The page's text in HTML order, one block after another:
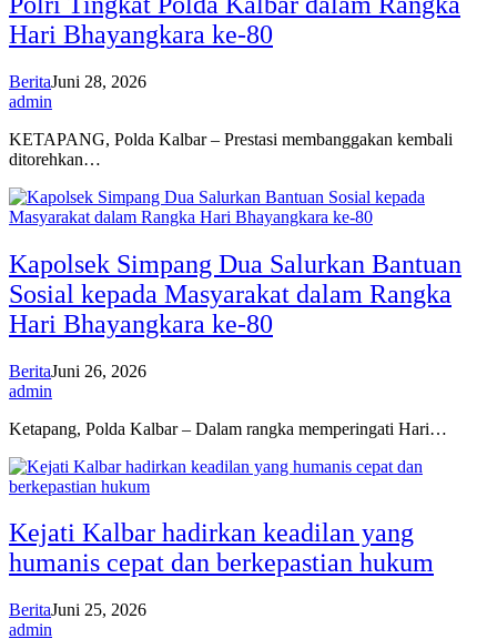
Hari Bhayangkara ke-80
BeritaJuni 28, 2026
admin
KETAPANG, Polda Kalbar – Prestasi membanggakan kembali
ditorehkan…
Kapolsek Simpang Dua Salurkan Bantuan
Sosial kepada Masyarakat dalam Rangka
Hari Bhayangkara ke-80
BeritaJuni 26, 2026
admin
Ketapang, Polda Kalbar – Dalam rangka memperingati Hari…
Kejati Kalbar hadirkan keadilan yang
humanis cepat dan berkepastian hukum
BeritaJuni 25, 2026
admin